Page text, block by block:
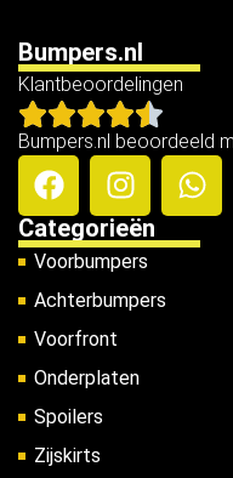
Bumpers.nl
Klantbeoordelingen
Bumpers.nl beoordeeld
Categorieën
Voorbumpers
Achterbumpers
Voorfront
Onderplaten
Spoilers
Zijskirts